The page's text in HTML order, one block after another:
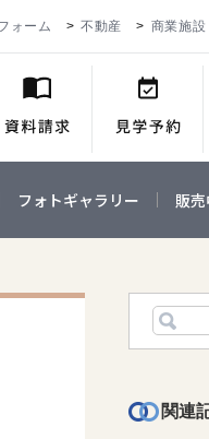
ォーム 不動産 商業施設
フォトギャラリー 販
関連